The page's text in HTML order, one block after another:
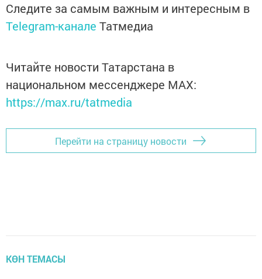
Следите за самым важным и интересным в
Telegram-канале Татмедиа
Читайте новости Татарстана в
национальном мессенджере MАХ:
https://max.ru/tatmedia
Перейти на страницу новости
КӨН ТЕМАСЫ